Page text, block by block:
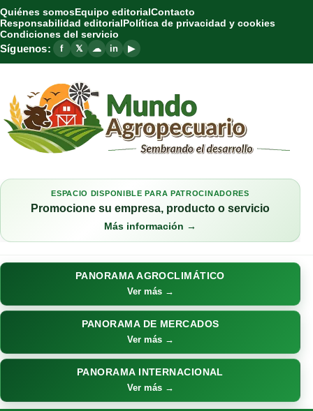
Quiénes somosEquipo editorialContacto
Responsabilidad editorialPolítica de privacidad y cookies
Condiciones del servicio
Síguenos: f 𝕏 ☁ in ▶
ESPACIO DISPONIBLE PARA PATROCINADORES
Promocione su empresa, producto o servicio
Más información →
PANORAMA AGROCLIMÁTICO
Ver más →
PANORAMA DE MERCADOS
Ver más →
PANORAMA INTERNACIONAL
Ver más →